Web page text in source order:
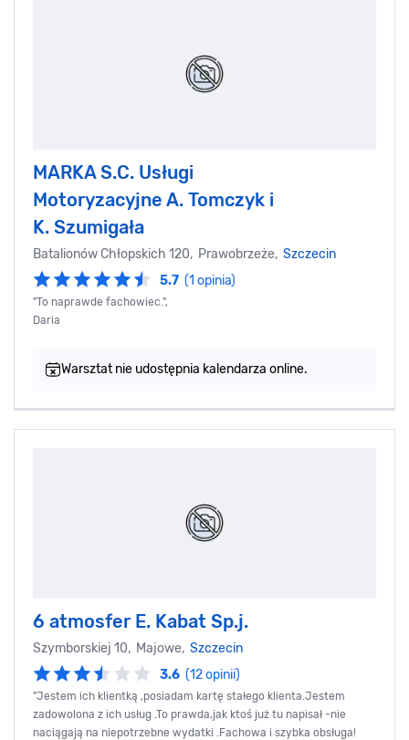
MARKA S.C. Usługi
Motoryzacyjne A. Tomczyk i
K. Szumigała
Batalionów Chłopskich 120, Prawobrzeże, Szczecin
5.7 (1 opinia)
"To naprawde fachowiec.",
Daria
Warsztat nie udostępnia kalendarza online.
6 atmosfer E. Kabat Sp.j.
Szymborskiej 10, Majowe, Szczecin
3.6 (12 opinii)
"Jestem ich klientką ,posiadam kartę stałego klienta.Jestem
zadowolona z ich usług .To prawda,jak ktoś już tu napisał -nie
naciągają na niepotrzebne wydatki .Fachowa i szybka obsługa!